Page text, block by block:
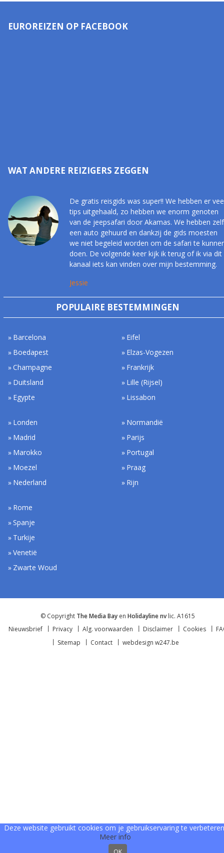
EUROREIZEN OP FACEBOOK
WAT ANDERE REIZIGERS ZEGGEN
De gratis reisgids was super!! We hebben er
tips uitgehaald, zo hebben we enorm genoten
van de jeepsafari door Akamas. We hebben zelf
een auto gehuurd en dankzij de gids moesten
we niet begeleid worden om de safari te
doen. De volgende keer kijk ik terug of ik via dit
kanaal iets kan vinden over mijn bestemming.
Jessie
POPULAIRE BESTEMMINGEN
Barcelona
Boedapest
Champagne
Duitsland
Egypte
Eifel
Elzas-Vogezen
Frankrijk
Lille (Rijsel)
Lissabon
Londen
Madrid
Marokko
Moezel
Nederland
Normandië
Parijs
Portugal
Praag
Rijn
Rome
Spanje
Turkije
Venetië
Zwarte Woud
© Copyright The Media Bay en Holidayline nvlic. A1615
Nieuwsbrief
Privacy Alg. voorwaarden Disclaimer Cookies
Sitemap
Contact webdesign w247.be
Deze website gebruikt cookies om je gebruikservaring te
Meer info